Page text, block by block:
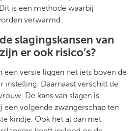
is een methode waarbij
verwarmd.
slagingskansen van
er ook risico’s?
een versie liggen net iets boven de
instelling. Daarnaast verschilt de
De kans van slagen is
een volgende zwangerschap ten
kindje. Ook het al dan niet